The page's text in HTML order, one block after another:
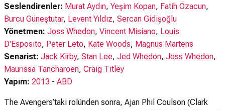
Seslendirenler: Murat Aydın, Yeşim Kopan, Fatih Özacun,
Burcu Güneştutar, Levent Yıldız, Sercan Gidişoğlu
Yönetmen: Joss Whedon, Vincent Misiano, Louis
D'Esposito, Peter Leto, Kate Woods, Magnus Martens
Senarist: Jack Kirby, Stan Lee, Jed Whedon, Joss Whedon,
Maurissa Tancharoen, Craig Titley
Yapım: 2013 - ABD
The Avengers’taki rolünden sonra, Ajan Phil Coulson (Clark